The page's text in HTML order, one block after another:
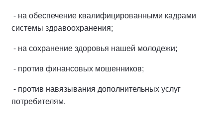
⁃ на обеспечение квалифицированными кадрами
системы здравоохранения;
⁃ на сохранение здоровья нашей молодежи;
⁃ против финансовых мошенников;
⁃ против навязывания дополнительных услуг
потребителям.